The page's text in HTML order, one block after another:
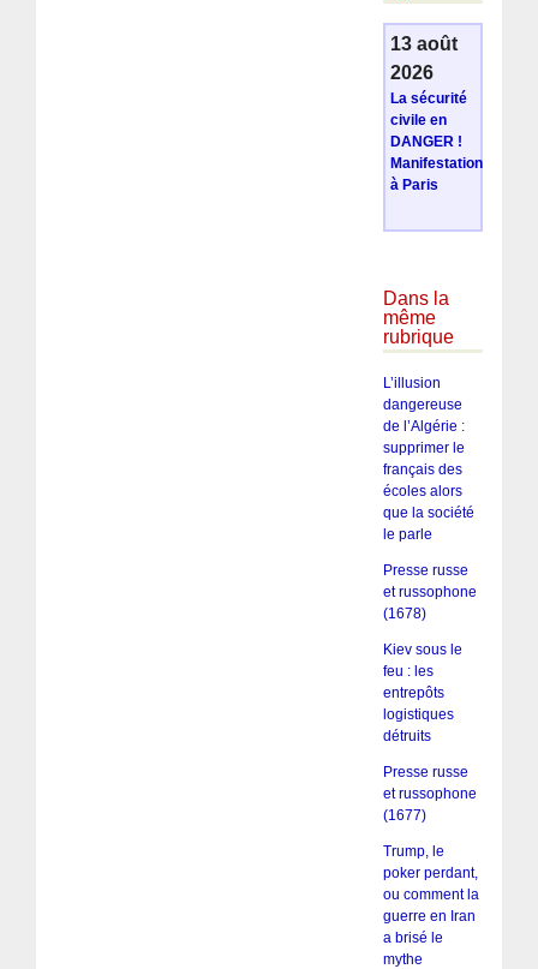
13 août
2026
La sécurité
civile en
DANGER !
Manifestation
à Paris
Dans la
même
rubrique
L’illusion
dangereuse
de l’Algérie :
supprimer le
français des
écoles alors
que la société
le parle
Presse russe
et russophone
(1678)
Kiev sous le
feu : les
entrepôts
logistiques
détruits
Presse russe
et russophone
(1677)
Trump, le
poker perdant,
ou comment la
guerre en Iran
a brisé le
mythe